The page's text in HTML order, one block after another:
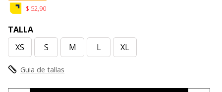
$ 52,90
TALLA
XS
S M L XL
Guia de tallas